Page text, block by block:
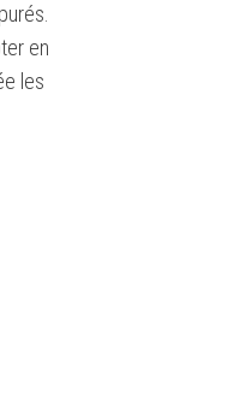
en
les